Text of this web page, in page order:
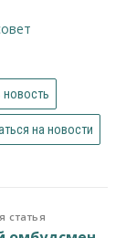
на новости
статья